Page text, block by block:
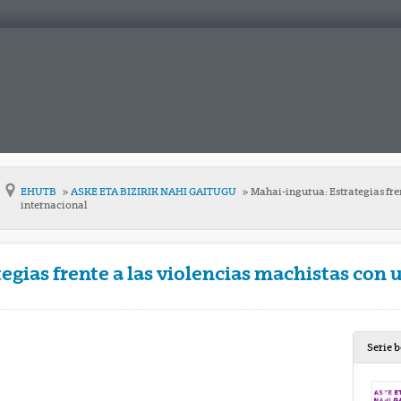
EHUTB ASKE ETA BIZIRIK NAHI GAITUGU
Mahai-ingurua: Estrategias
internacional
frente a las violencias machistas con
Serie